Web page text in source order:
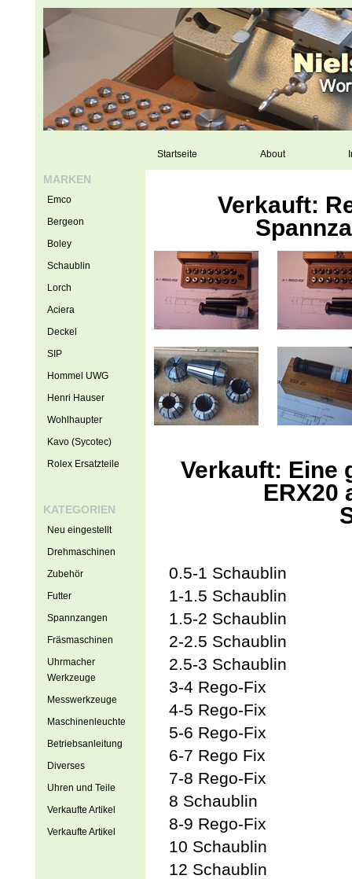
Startseite About
Verkauft:
Verkauft: Eine
ERX20
0.5-1 Schaublin
1-1.5 Schaublin
1.5-2 Schaublin
2-2.5 Schaublin
2.5-3 Schaublin
3-4 Rego-Fix
4-5 Rego-Fix
5-6 Rego-Fix
6-7 Rego Fix
7-8 Rego-Fix
8 Schaublin
8-9 Rego-Fix
10 Schaublin
12 Schaublin
MARKEN
Emco
Bergeon
Boley
Schaublin
Lorch
Aciera
Deckel
SIP
Hommel UWG
Henri Hauser
Wohlhaupter
Kavo (Sycotec)
Rolex Ersatzteile
KATEGORIEN
Neu eingestellt
Drehmaschinen
Zubehör
Futter
Spannzangen
Fräsmaschinen
Uhrmacher
Werkzeuge
Messwerkzeuge
Maschinenleuchte
Betriebsanleitung
Diverses
Uhren und Teile
Verkaufte Artikel
Verkaufte Artikel